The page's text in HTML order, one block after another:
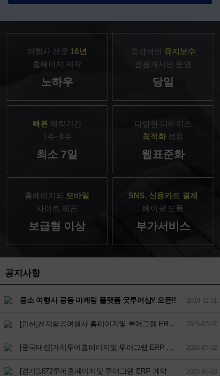
여행사 전문 16년
홈페이지 제작
노하우
즉각적인 유지보수
전용게시판 운영
당일
빠른 제작기간
1주~8주
최소 7일
다양한 디바이스
최적화적용
웹표준화
홈페이지와 모바일
사이트 제공
보급형 이상
SNS, 신용카드 결제
페이팔 모듈
부가서비스
공지사항
중소 여행사 공동 마케팅 플랫폼 굿투어샵# 오픈!! 2019-11-01
[인천]천지항공여행사 홈페이지및 투어그램 ERP 계약 2026-07-07
[중국대련]가치투어홈페이지및 투어그램 ERP 계약 2026-07-02
[경기]1872투어홈페이지및 투어그램 ERP 계약 2026-06-20